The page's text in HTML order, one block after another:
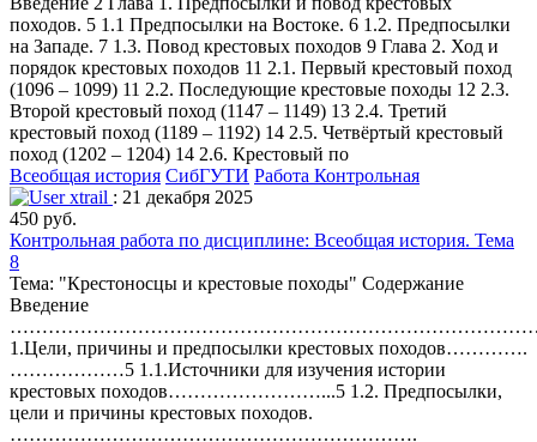
походов. 5 1.1 Предпосылки на Востоке. 6 1.2. Предпосылки
на Западе. 7 1.3. Повод крестовых походов 9 Глава 2. Ход и
порядок крестовых походов 11 2.1. Первый крестовый поход
(1096 – 1099) 11 2.2. Последующие крестовые походы 12 2.3.
Второй крестовый поход (1147 – 1149) 13 2.4. Третий
крестовый поход (1189 – 1192) 14 2.5. Четвёртый крестовый
поход (1202 – 1204) 14 2.6. Крестовый по
Всеобщая история СибГУТИ Работа Контрольная
xtrail : 21 декабря 2025
450 руб.
Контрольная работа по дисциплине: Всеобщая история. Тема
8
Тема: "Крестоносцы и крестовые походы" Содержание
Введение
1.Цели, причины и предпосылки крестовых походов………….
………………5 1.1.Источники для изучения истории
крестовых походов……………………...5 1.2. Предпосылки,
цели и причины крестовых походов.
……………………………………………………….